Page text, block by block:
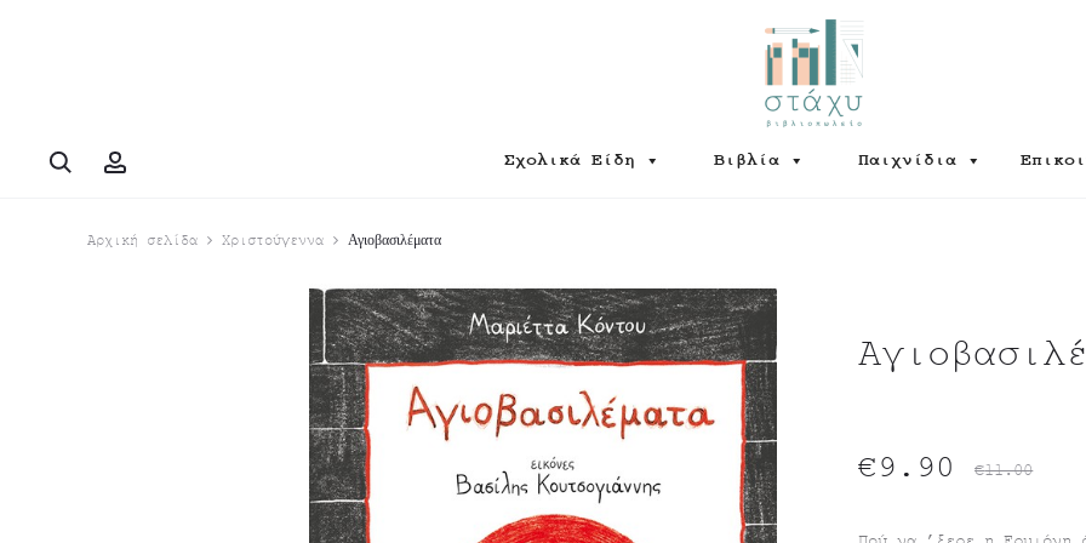
Search Σχολικά Είδη Βιβλία Παιχνίδια
Αρχική σελίδα Χριστούγεννα Αγιοβασιλέματα
€11.00
Original
price
€9.90
Η
τρέχουσα